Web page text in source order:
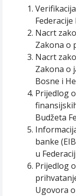
Federacije
Nacrt
Zakona o
Nacrt
Zakona o
Bosne i
Prijedlog
Budžeta
banke
u
Prijedlog
Ugovora